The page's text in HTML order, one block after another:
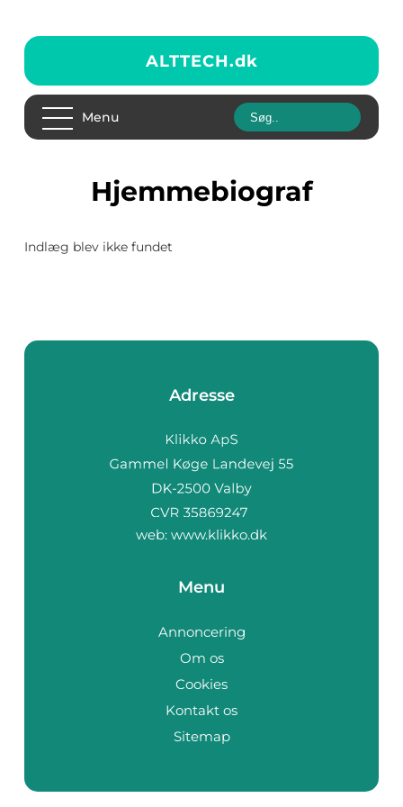
ALTTECH.dk
Menu
Hjemmebiograf
Indlæg blev ikke fundet
Adresse
web: www.klikko.dk
Menu
Annoncering
Om os
Cookies
Kontakt os
Sitemap